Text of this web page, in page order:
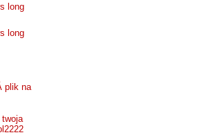
long
long
plik na
twoja